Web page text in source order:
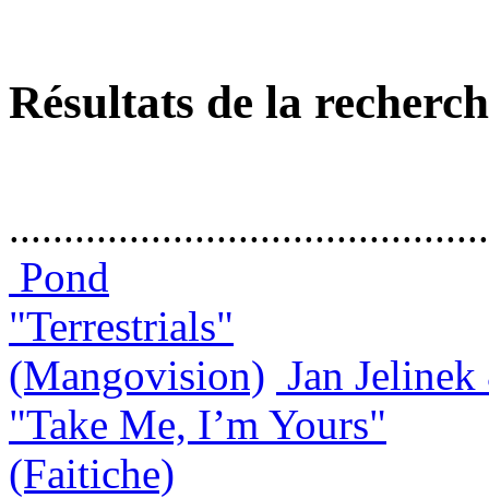
Résultats de la
Pond
"Terrestrials"
(Mangovision) Jan
"Take Me, I’m Yours"
(Faitiche)